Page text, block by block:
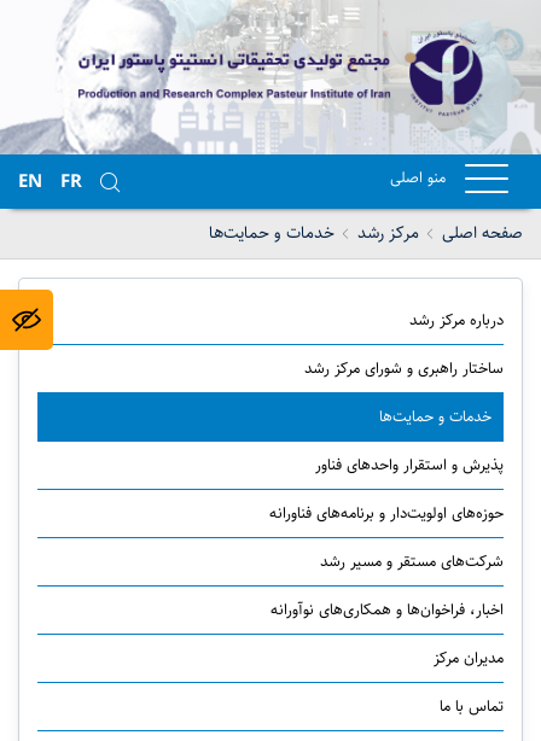
منو اصلی EN FR
صفحه اصلی مرکز رشد خدمات و حمایت‌ها
درباره مرکز رشد
ساختار راهبری و شورای مرکز رشد
خدمات و حمایت‌ها
پذیرش و استقرار واحدهای فناور
حوزه‌های اولویت‌دار و برنامه‌های فناورانه
شرکت‌های مستقر و مسیر رشد
اخبار، فراخوان‌ها و همکاری‌های نوآورانه
مدیران مرکز
تماس با ما